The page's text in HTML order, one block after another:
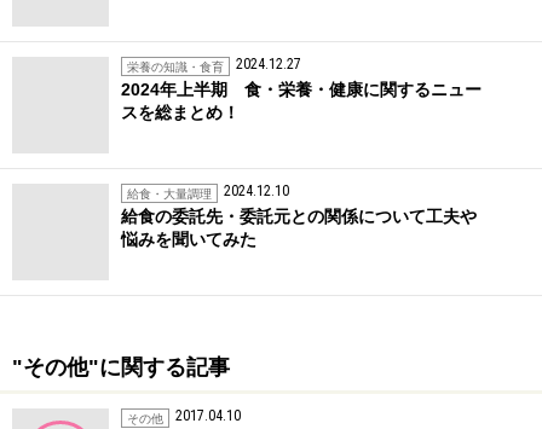
栄養の知識・食育 2024.12.27
2024年上半期 食・栄養・健康に関するニュー
スを総まとめ！
給食・大量調理 2024.12.10
給食の委託先・委託元との関係について工夫や
悩みを聞いてみた
"その他"に関する記事
その他 2017.04.10